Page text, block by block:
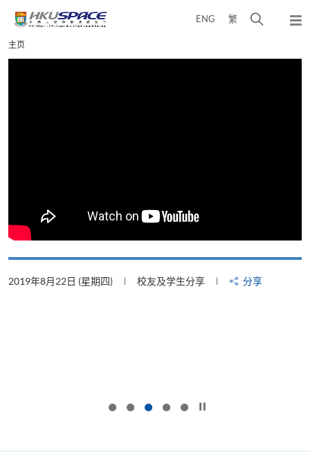
content
ENG 繁
弹
Main
content
主页
2019年8月22日 (星期四) 校友及学生分享 分享